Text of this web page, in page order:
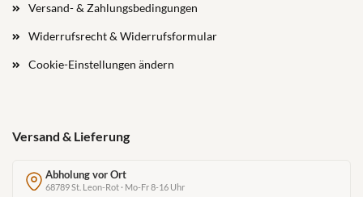
Versand- & Zahlungsbedingungen
Widerrufsrecht & Widerrufsformular
Cookie-Einstellungen ändern
Versand & Lieferung
Abholung vor Ort
68789 St. Leon-Rot · Mo-Fr 8-16 Uhr